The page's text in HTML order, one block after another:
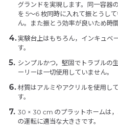
グランドを実現します。同一容器
を 5〜6 枚同時に入れて振とうし
ん。また振とう効率が良いため時
実験台上はもちろん，インキュベ
す。
シンプルかつ，堅固でトラブルの
ーリーは一切使用していません。
材質はアルミやアクリルを使用し
す。
30 × 30 cm のプラットホームは
の運転に適当な大きさです。